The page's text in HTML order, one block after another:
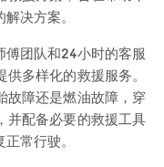
决方案。
傅团队和24小时的客服
多样化的救援服务。
故障还是燃油故障，穿
并配备必要的救援工具
常行驶。